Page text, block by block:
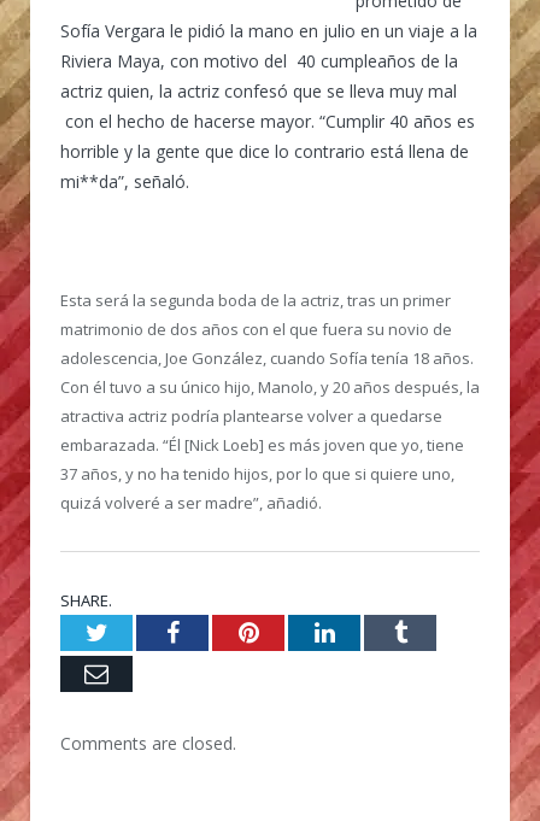
Sofía Vergara le pidió la mano en julio en un viaje a la
Riviera Maya, con motivo del 40 cumpleaños de la
actriz quien, la actriz confesó que se lleva muy mal
con el hecho de hacerse mayor. “Cumplir 40 años es
horrible y la gente que dice lo contrario está llena de
mi**da”, señaló.
Esta será la segunda boda de la actriz, tras un primer
matrimonio de dos años con el que fuera su novio de
adolescencia, Joe González, cuando Sofía tenía 18 años.
Con él tuvo a su único hijo, Manolo, y 20 años después, la
atractiva actriz podría plantearse volver a quedarse
embarazada. “Él [Nick Loeb] es más joven que yo, tiene
37 años, y no ha tenido hijos, por lo que si quiere uno,
quizá volveré a ser madre”, añadió.
SHARE.
TwitterFacebookPinterestLinkedInTumblr
Email
Comments are closed.